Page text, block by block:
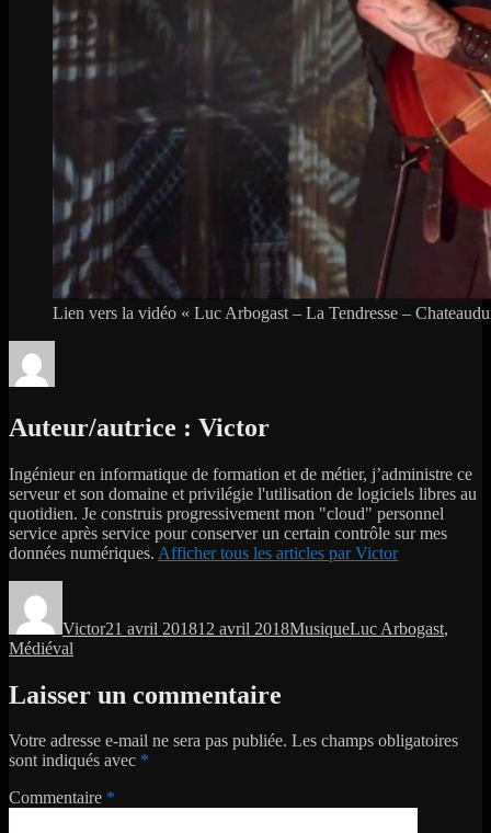
Lien vers la vidéo « Luc Arbogast – La Tendresse –
Auteur/autrice : Victor
Ingénieur en informatique de formation et de métier, j’administre ce
serveur et son domaine et privilégie l'utilisation de logiciels libres au
quotidien. Je construis progressivement mon "cloud" personnel
service après service pour conserver un certain contrôle sur mes
données numériques. Afficher tous les articles par Victor
Victor21 avril 201812 avril 2018MusiqueLuc Arbogast,
Médiéval
Laisser un commentaire
Votre adresse e-mail ne sera pas publiée. Les champs obligatoires
sont indiqués avec *
Commentaire *